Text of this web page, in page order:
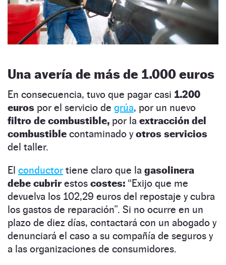
Una avería de más de 1.000 euros
En consecuencia, tuvo que pagar casi 1.200
euros por el servicio de grúa, por un nuevo
filtro de combustible, por la extracción del
combustible contaminado yotros servicios
del taller.
El conductor tiene claro que la gasolinera
debe cubrirestos costes: “Exijo que me
devuelva los 102,29 euros del repostaje y cubra
los gastos de reparación”. Si no ocurre en un
plazo de diez días, contactará con un abogado y
denunciará el caso a su compañía de seguros y
a las organizaciones de consumidores.